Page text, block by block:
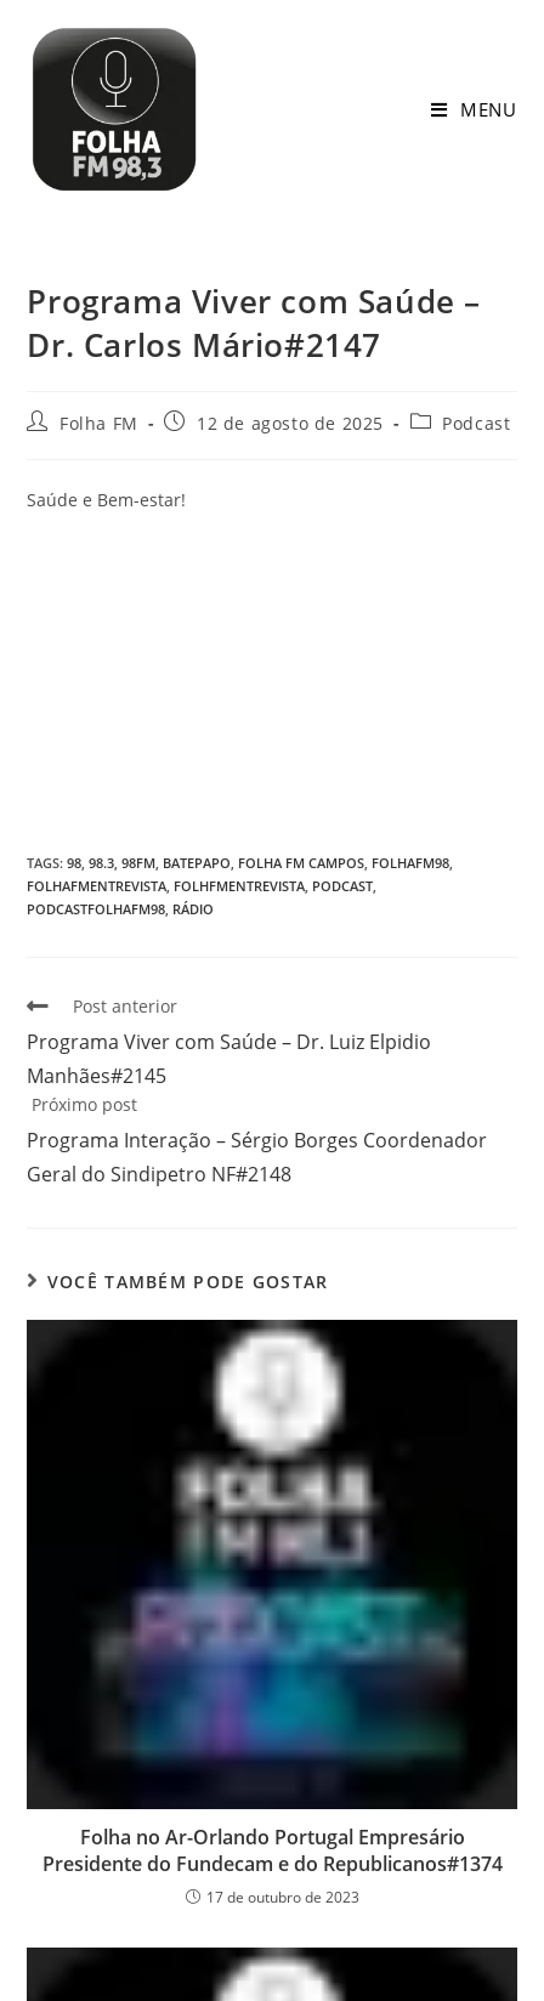
MENU
Programa Viver com Saúde –
Dr. Carlos Mário#2147
Folha FM 12 de agosto de 2025 Podcast
Saúde e Bem-estar!
TAGS:98 98.3 98FM BATEPAPO FOLHA FM CAMPOS FOLHAFM98
FOLHAFMENTREVISTA FOLHFMENTREVISTA PODCAST
PODCASTFOLHAFM98 RÁDIO
Post anterior
Programa Viver com Saúde – Dr. Luiz Elpidio
Manhães#2145
Próximo post
Programa Interação – Sérgio Borges Coordenador
Geral do Sindipetro NF#2148
VOCÊ TAMBÉM PODE GOSTAR
Folha no Ar-Orlando Portugal Empresário
Presidente do Fundecam e do Republicanos#1374
17 de outubro de 2023